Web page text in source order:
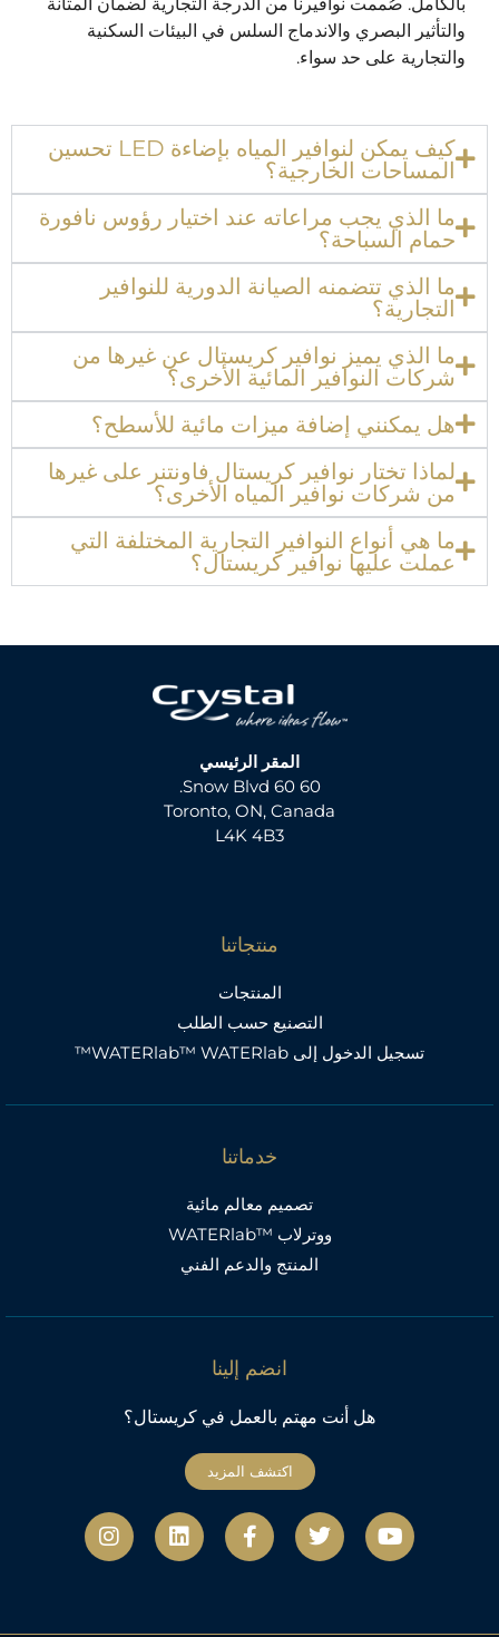
بالكامل. صُممت نوافيرنا من الدرجة التجارية لضمان المتانة
والتأثير البصري والاندماج السلس في البيئات السكنية
والتجارية على حد سواء.
كيف يمكن لنوافير المياه بإضاءة LED تحسين
المساحات الخارجية؟
ما الذي يجب مراعاته عند اختيار رؤوس نافورة
حمام السباحة؟
ما الذي تتضمنه الصيانة الدورية للنوافير
التجارية؟
ما الذي يميز نوافير كريستال عن غيرها من
شركات النوافير المائية الأخرى؟
هل يمكنني إضافة ميزات مائية للأسطح؟
لماذا تختار نوافير كريستال فاونتنر على غيرها
من شركات نوافير المياه الأخرى؟
ما هي أنواع النوافير التجارية المختلفة التي
عملت عليها نوافير كريستال؟
المقر الرئيسي
60 60 Snow Blvd.
Toronto, ON, Canada
L4K 4B3
منتجاتنا
المنتجات
التصنيع حسب الطلب
تسجيل الدخول إلى WATERlab™ WATERlab™
خدماتنا
تصميم معالم مائية
ووترلاب ™WATERlab
المنتج والدعم الفني
انضم إلينا
هل أنت مهتم بالعمل في كريستال؟
اكتشف المزيد
ي
و
ت
ت
و
ي
ف
ي
س
ل
ي
ن
ا
ن
س